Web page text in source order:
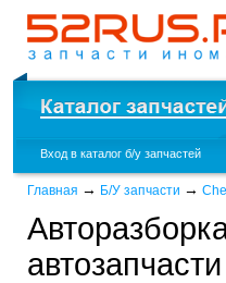
Вход в каталог б/у запчастей
Главная → Б/У запчасти →